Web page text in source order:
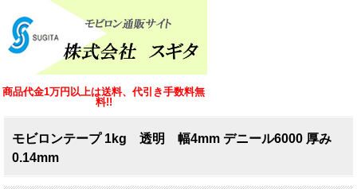
商品代金1万円以上は送料、代引き手数料無
料!!
モビロンテープ 1kg 透明 幅4mm デニール6000 厚み
0.14mm